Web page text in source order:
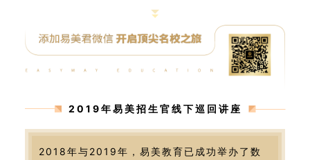
2019年易美招生官线下巡回讲座
2018年与2019年，易美教育已成功举办了数